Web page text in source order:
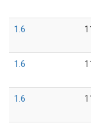
1.6
1.6
1.6